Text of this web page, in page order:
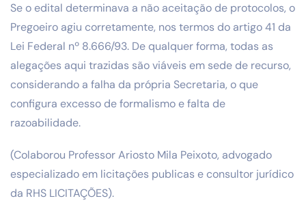
Se o edital determinava a não aceitação de protocolos, o
Pregoeiro agiu corretamente, nos termos do artigo 41 da
Lei Federal nº 8.666/93. De qualquer forma, todas as
alegações aqui trazidas são viáveis em sede de recurso,
considerando a falha da própria Secretaria, o que
configura excesso de formalismo e falta de
razoabilidade.
(Colaborou Professor Ariosto Mila Peixoto, advogado
especializado em licitações publicas e consultor jurídico
da RHS LICITAÇÕES).